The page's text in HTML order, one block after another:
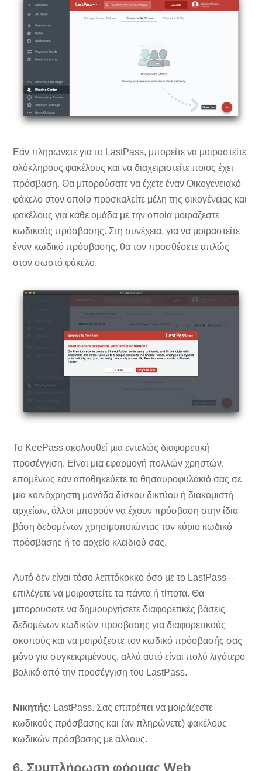
Εάν πληρώνετε για το LastPass, μπορείτε να μοιραστείτε
ολόκληρους φακέλους και να διαχειριστείτε ποιος έχει
πρόσβαση. Θα μπορούσατε να έχετε έναν Οικογενειακό
φάκελο στον οποίο προσκαλείτε μέλη της οικογένειας και
φακέλους για κάθε ομάδα με την οποία μοιράζεστε
κωδικούς πρόσβασης. Στη συνέχεια, για να μοιραστείτε
έναν κωδικό πρόσβασης, θα τον προσθέσετε απλώς
στον σωστό φάκελο.
Το KeePass ακολουθεί μια εντελώς διαφορετική
προσέγγιση. Είναι μια εφαρμογή πολλών χρηστών,
επομένως εάν αποθηκεύετε το θησαυροφυλάκιό σας σε
μια κοινόχρηστη μονάδα δίσκου δικτύου ή διακομιστή
αρχείων, άλλοι μπορούν να έχουν πρόσβαση στην ίδια
βάση δεδομένων χρησιμοποιώντας τον κύριο κωδικό
πρόσβασης ή το αρχείο κλειδιού σας.
Αυτό δεν είναι τόσο λεπτόκοκκο όσο με το LastPass—
επιλέγετε να μοιραστείτε τα πάντα ή τίποτα. Θα
μπορούσατε να δημιουργήσετε διαφορετικές βάσεις
δεδομένων κωδικών πρόσβασης για διαφορετικούς
σκοπούς και να μοιράζεστε τον κωδικό πρόσβασής σας
μόνο για συγκεκριμένους, αλλά αυτό είναι πολύ λιγότερο
βολικό από την προσέγγιση του LastPass.
Νικητής: LastPass. Σας επιτρέπει να μοιράζεστε
κωδικούς πρόσβασης και (αν πληρώνετε) φακέλους
κωδικών πρόσβασης με άλλους.
6. Συμπλήρωση φόρμας Web